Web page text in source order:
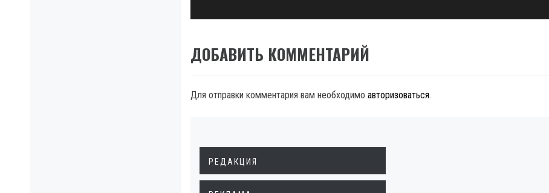
ДОБАВИТЬ КОММЕНТАРИЙ
Для отправки комментария вам необходимо авторизоваться.
РЕДАКЦИЯ